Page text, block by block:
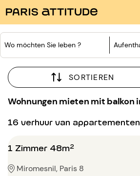
Wo möchten Sie leben ?
SORTIEREN
Wohnungen mieten mit balkon
16 verhuur van appartementen
1 Zimmer 48m²
Miromesnil, Paris 8